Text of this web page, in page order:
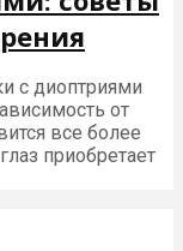
с диоптриями
от
все более
приобретает